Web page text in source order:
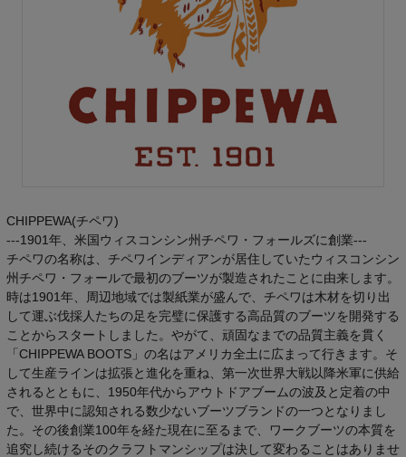
CHIPPEWA(チペワ)
---1901年、米国ウィスコンシン州チペワ・フォールズに創業---
チペワの名称は、チペワインディアンが居住していたウィスコンシン
州チペワ・フォールで最初のブーツが製造されたことに由来します。
時は1901年、周辺地域では製紙業が盛んで、チペワは木材を切り出
して運ぶ伐採人たちの足を完璧に保護する高品質のブーツを開発する
ことからスタートしました。やがて、頑固なまでの品質主義を貫く
「CHIPPEWA BOOTS」の名はアメリカ全土に広まって行きます。そ
して生産ラインは拡張と進化を重ね、第一次世界大戦以降米軍に供給
されるとともに、1950年代からアウトドアブームの波及と定着の中
で、世界中に認知される数少ないブーツブランドの一つとなりまし
た。その後創業100年を経た現在に至るまで、ワークブーツの本質を
追究し続けるそのクラフトマンシップは決して変わることはありませ